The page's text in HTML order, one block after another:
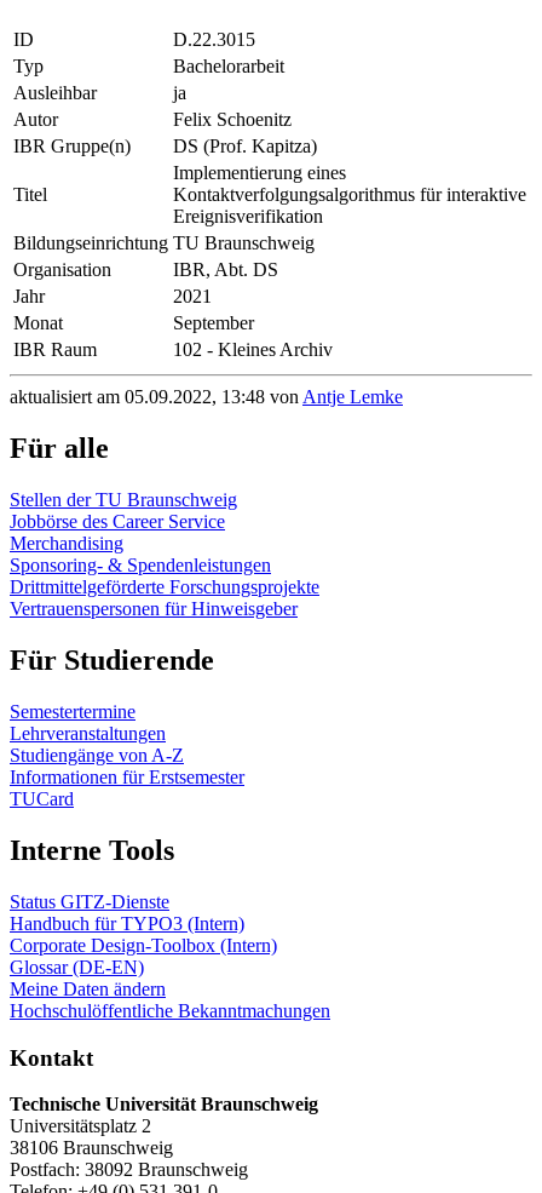
ID
D.22.3015
Typ
Bachelorarbeit
Ausleihbar
ja
Autor
Felix Schoenitz
IBR Gruppe(n)
DS (Prof. Kapitza)
Titel
Implementierung eines
Kontaktverfolgungsalgorithmus für interaktive
Ereignisverifikation
Bildungseinrichtung TU Braunschweig
Organisation
IBR, Abt. DS
Jahr
2021
Monat
September
IBR Raum
102 - Kleines Archiv
aktualisiert am 05.09.2022, 13:48 vonAntje Lemke
Für alle
Stellen der TU Braunschweig
Jobbörse des Career Service
Merchandising
Sponsoring- & Spendenleistungen
Drittmittelgeförderte Forschungsprojekte
Vertrauenspersonen für Hinweisgeber
Für Studierende
Semestertermine
Lehrveranstaltungen
Studiengänge von A-Z
Informationen für Erstsemester
TUCard
Interne Tools
Status GITZ-Dienste
Handbuch für TYPO3 (Intern)
Corporate Design-Toolbox (Intern)
Glossar (DE-EN)
Meine Daten ändern
Hochschulöffentliche Bekanntmachungen
Kontakt
Technische Universität Braunschweig
Universitätsplatz 2
38106 Braunschweig
Postfach: 38092 Braunschweig